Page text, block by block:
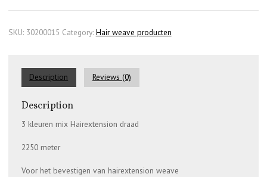
SKU: 30200015 Category: Hair weave producten
Description Reviews (0)
Description
3 kleuren mix Hairextension draad
2250 meter
Voor het bevestigen van hairextension weave